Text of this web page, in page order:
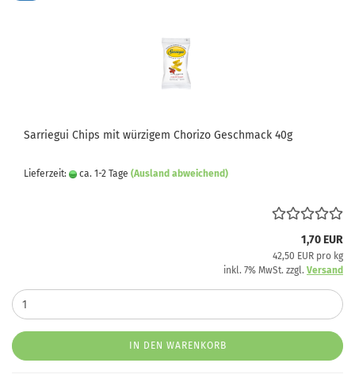
Sarriegui Chips mit würzigem Chorizo Geschmack 40g
Lieferzeit: ca. 1-2 Tage (Ausland abweichend)
1,70 EUR
42,50 EUR pro kg
inkl. 7% MwSt. zzgl. Versand
IN DEN WARENKORB